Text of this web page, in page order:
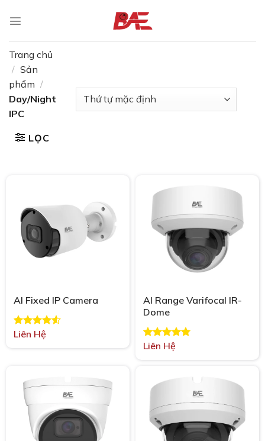
Trang chủ
/ Sản
phẩm /
Day/Night
IPC
LỌC
AI Fixed IP Camera
Được xếp
Liên Hệ
AI Range Varifocal IR-
Dome
Được xếp
5.00
Liên Hệ